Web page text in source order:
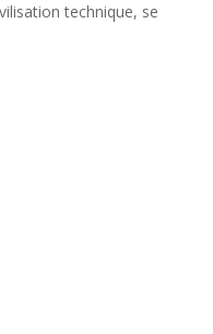
technique, se